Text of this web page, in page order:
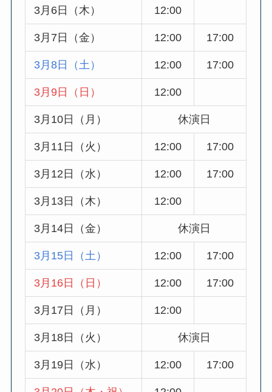
3月6日（木） 12:00
3月7日（金） 12:00 17:00
3月8日（土） 12:00 17:00
3月9日（日） 12:00
3月10日（月） 休演日
3月11日（火） 12:00 17:00
3月12日（水） 12:00 17:00
3月13日（木） 12:00
3月14日（金） 休演日
3月15日（土） 12:00 17:00
3月16日（日） 12:00 17:00
3月17日（月） 12:00
3月18日（火） 休演日
3月19日（水） 12:00 17:00